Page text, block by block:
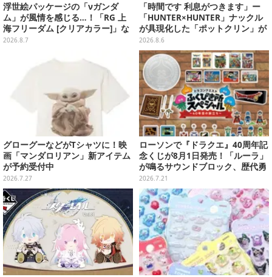
浮世絵パッケージの「νガンダ
ム」が風情を感じる…！「RG 上
海フリーダム [クリアカラー]」な
どガンプラ2商品が8月順次発売
2026.8.7
「時間です 利息がつきます」ー
「HUNTER×HUNTER」ナックル
が具現化した「ポットクリン」が
貯金箱としてプライズ展開
2026.8.6
グローグーなどがTシャツに！映
画「マンダロリアン」新アイテム
が予約受付中
2026.7.27
ローソンで『ドラクエ』40周年記
念くじが8月1日発売！「ルーラ」
が鳴るサウンドブロック、歴代勇
者＆スライムのフィギュアなど、
シリーズを振り返る景品盛りだく
さん
2026.7.21